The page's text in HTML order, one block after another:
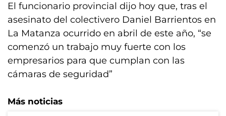
El funcionario provincial dijo hoy que, tras el
asesinato del colectivero Daniel Barrientos en
La Matanza ocurrido en abril de este año, “se
comenzó un trabajo muy fuerte con los
empresarios para que cumplan con las
cámaras de seguridad”
Más noticias